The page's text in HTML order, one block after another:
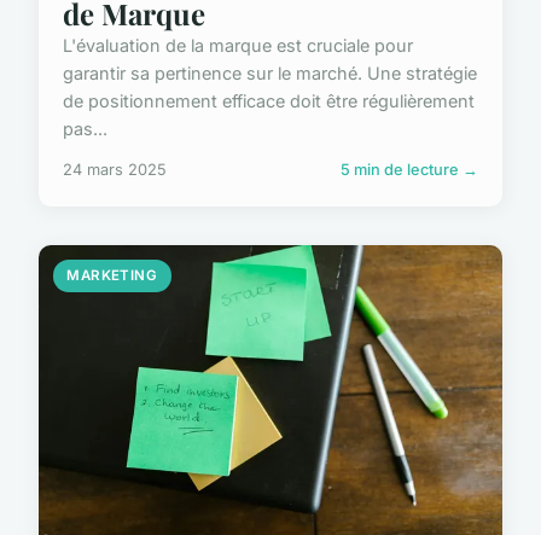
de Marque
L'évaluation de la marque est cruciale pour
garantir sa pertinence sur le marché. Une stratégie
de positionnement efficace doit être régulièrement
pas...
24 mars 2025 5 min de lecture →
MARKETING